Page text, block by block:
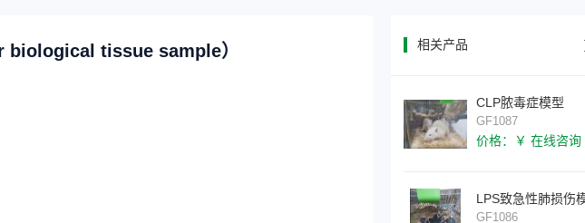
Exosome Isolation Reagent（for biological tissue sample） 相关产品
CLP脓毒症模型
GF1087
价格：￥ 在线咨询
LPS致急性肺损伤
GF1086